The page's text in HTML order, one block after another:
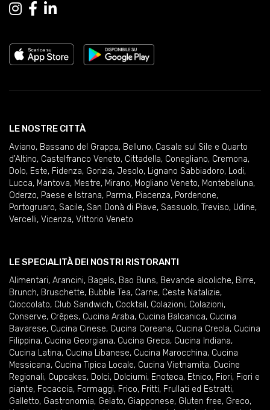
LE NOSTRE CITTÀ
Aviano, Bassano del Grappa, Belluno, Casale sul Sile e Quarto
d'Altino, Castelfranco Veneto, Cittadella, Conegliano, Cremona,
Dolo, Este, Fidenza, Gorizia, Jesolo, Lignano Sabbiadoro, Lodi,
Lucca, Mantova, Mestre, Mirano, Mogliano Veneto, Montebelluna,
Oderzo, Paese e Istrana, Parma, Piacenza, Pordenone,
Portogruaro, Sacile, San Donà di Piave, Sassuolo, Treviso, Udine,
Vercelli, Vicenza, Vittorio Veneto
LE SPECIALITÀ DEI NOSTRI RISTORANTI
Alimentari, Arancini, Bagels, Bao Buns, Bevande alcoliche, Birre,
Brunch, Bruschette, Bubble Tea, Carne, Ceste Natalizie,
Cioccolato, Club Sandwich, Cocktail , Colazioni, Colazioni,
Conserve, Crêpes, Cucina Araba, Cucina Balcanica, Cucina
Bavarese, Cucina Cinese, Cucina Coreana, Cucina Creola, Cucina
Filippina, Cucina Georgiana, Cucina Greca, Cucina Indiana,
Cucina Latina, Cucina Libanese, Cucina Marocchina, Cucina
Messicana, Cucina Tipica Locale, Cucina Vietnamita, Cucine
Regionali, Cupcakes, Dolci, Dolciumi, Enoteca, Etnico, Fiori, Fiori e
piante, Focaccia, Formaggi, Frico, Fritti, Frullati ed Estratti,
Galletto, Gastronomia, Gelato, Giapponese, Gluten free, Greco,